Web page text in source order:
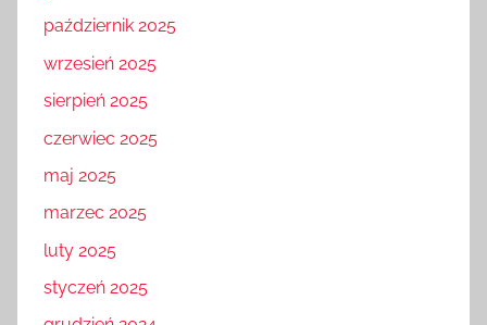
październik 2025
wrzesień 2025
sierpień 2025
czerwiec 2025
maj 2025
marzec 2025
luty 2025
styczeń 2025